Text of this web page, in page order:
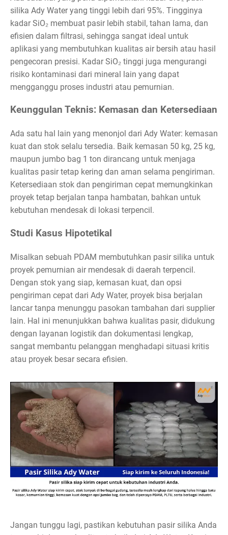
silika Ady Water yang tinggi lebih dari 95%. Tingginya
kadar SiO₂ membuat pasir lebih stabil, tahan lama, dan
efisien dalam filtrasi, sehingga sangat ideal untuk
aplikasi yang membutuhkan kualitas air bersih atau hasil
pengecoran presisi. Kadar SiO₂ tinggi juga mengurangi
risiko kontaminasi dari mineral lain yang dapat
mengganggu proses industri atau pemurnian.
Keunggulan Teknis: Kemasan dan Ketersediaan
Ada satu hal lain yang menonjol dari Ady Water: kemasan
kuat dan stok selalu tersedia. Baik kemasan 50 kg, 25 kg,
maupun jumbo bag 1 ton dirancang untuk menjaga
kualitas pasir tetap kering dan aman selama pengiriman.
Ketersediaan stok dan pengiriman cepat memungkinkan
proyek tetap berjalan tanpa hambatan, bahkan untuk
kebutuhan mendesak di lokasi terpencil.
Studi Kasus Hipotetikal
Misalkan sebuah PDAM membutuhkan pasir silika untuk
proyek pemurnian air mendesak di daerah terpencil.
Dengan stok yang siap, kemasan kuat, dan opsi
pengiriman cepat dari Ady Water, proyek bisa berjalan
lancar tanpa menunggu pasokan tambahan dari supplier
lain. Hal ini menunjukkan bahwa kualitas pasir, didukung
dengan layanan logistik dan dokumentasi lengkap,
sangat membantu pelanggan menghadapi situasi kritis
atau proyek besar secara efisien.
Jangan tunggu lagi, pastikan kebutuhan pasir silika Anda